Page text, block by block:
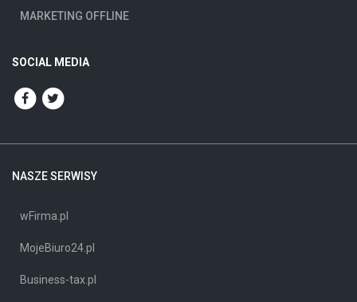
MARKETING OFFLINE
SOCIAL MEDIA
NASZE SERWISY
wFirma.pl
MojeBiuro24.pl
Business-tax.pl